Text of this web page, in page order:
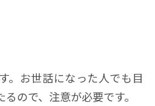
。お世話になった人でも目
ので、注意が必要です。